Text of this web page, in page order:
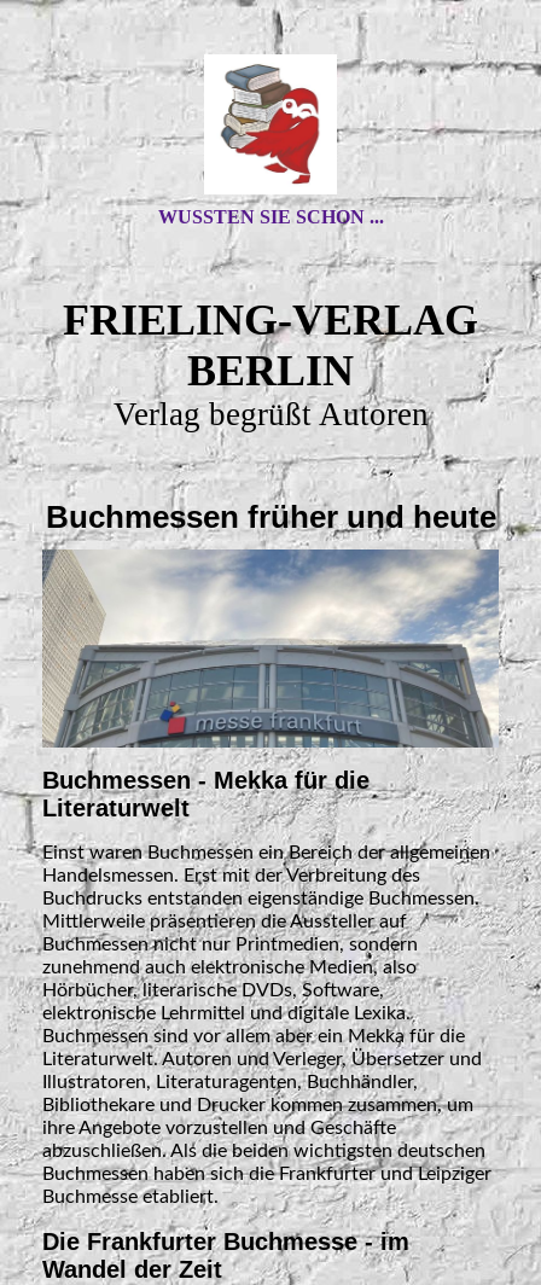
WUSSTEN SIE SCHON ...
FRIELING-VERLAG
BERLIN
Verlag begrüßt Autoren
Buchmessen früher und heute
Buchmessen - Mekka für die
Literaturwelt
Einst waren Buchmessen ein Bereich der allgemeinen
Handelsmessen. Erst mit der Verbreitung des
Buchdrucks entstanden eigenständige Buchmessen.
Mittlerweile präsentieren die Aussteller auf
Buchmessen nicht nur Printmedien, sondern
zunehmend auch elektronische Medien, also
Hörbücher, literarische DVDs, Software,
elektronische Lehrmittel und digitale Lexika.
Buchmessen sind vor allem aber ein Mekka für die
Literaturwelt. Autoren und Verleger, Übersetzer und
Illustratoren, Literaturagenten, Buchhändler,
Bibliothekare und Drucker kommen zusammen, um
ihre Angebote vorzustellen und Geschäfte
abzuschließen. Als die beiden wichtigsten deutschen
Buchmessen haben sich die Frankfurter und Leipziger
Buchmesse etabliert.
Die Frankfurter Buchmesse - im
Wandel der Zeit